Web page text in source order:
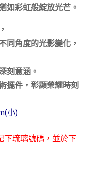
如彩虹般綻放光芒。
同角度的光影變化，
刻意涵。
擺件，彰顯榮耀時刻
小)
下琉璃號碼，並於下